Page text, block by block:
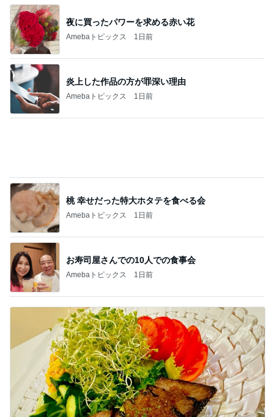
夜に買ったパワーを求める赤い花
Amebaトピックス 1日前
炎上した作品の方が罪深い理由
Amebaトピックス 1日前
桃 幸せだった特大ホタテを食べる会
Amebaトピックス 1日前
お寿司屋さんでの10人での食事会
Amebaトピックス 1日前